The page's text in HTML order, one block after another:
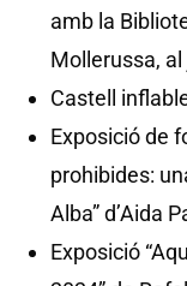
amb la
Mollerussa,
Castell
Exposició de
prohibides:
Alba” d’Aida
Exposició